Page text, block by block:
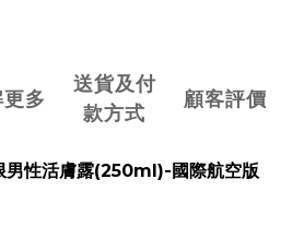
多
送貨及付
款方式
顧客評價
男性活膚露(250ml)-國際航空版